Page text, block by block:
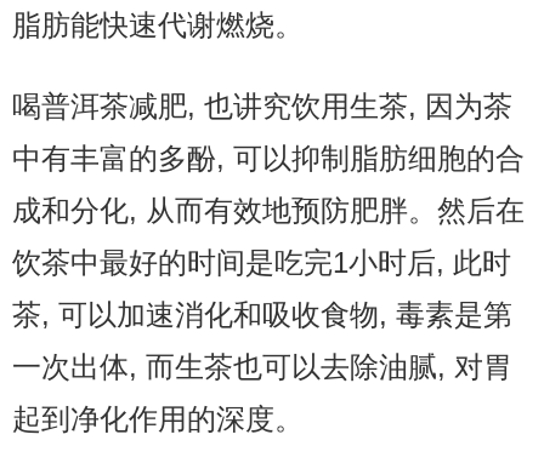
脂肪能快速代谢燃烧。
喝普洱茶减肥, 也讲究饮用生茶, 因为茶
中有丰富的多酚, 可以抑制脂肪细胞的合
成和分化, 从而有效地预防肥胖。然后在
饮茶中最好的时间是吃完1小时后, 此时
茶, 可以加速消化和吸收食物, 毒素是第
一次出体, 而生茶也可以去除油腻, 对胃
起到净化作用的深度。